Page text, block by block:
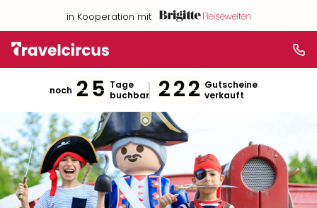
in Kooperation mit
noch 25 Tage
buchbar
222 Gutscheine
verkauft